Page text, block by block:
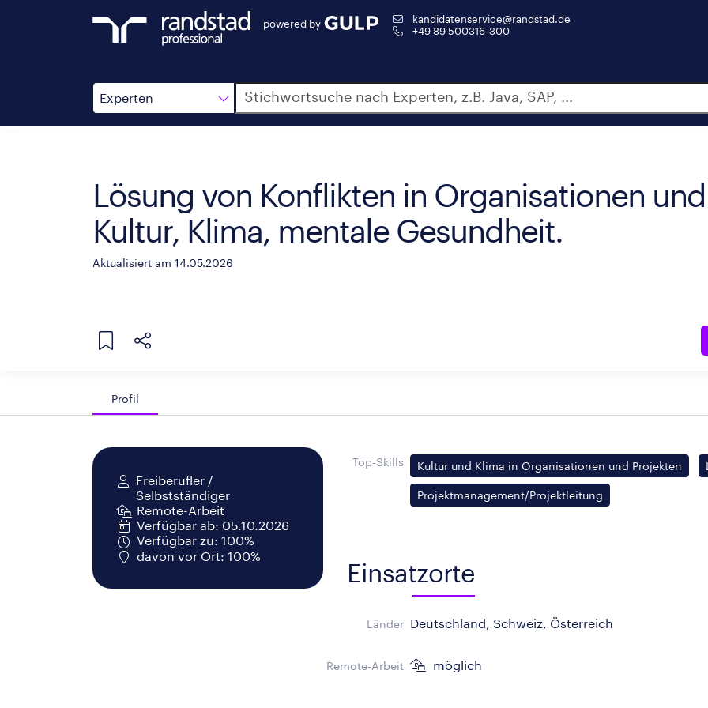
powered by
kandidatenservice@randstad.de
+49 89 500316-300
Experten
Suche
Lösung von Konflikten in Organisationen
Kultur, Klima, mentale Gesundheit.
Aktualisiert am 14.05.2026
Profil
Freiberufler /
Selbstständiger
Remote-Arbeit
Verfügbar ab: 05.10.2026
Verfügbar zu: 100%
davon vor Ort: 100%
Top-Skills Kultur und Klima in Organisationen und Projekten
Projektmanagement/Projektleitung
Einsatzorte
Länder Deutschland, Schweiz, Österreich
Remote-Arbeit möglich